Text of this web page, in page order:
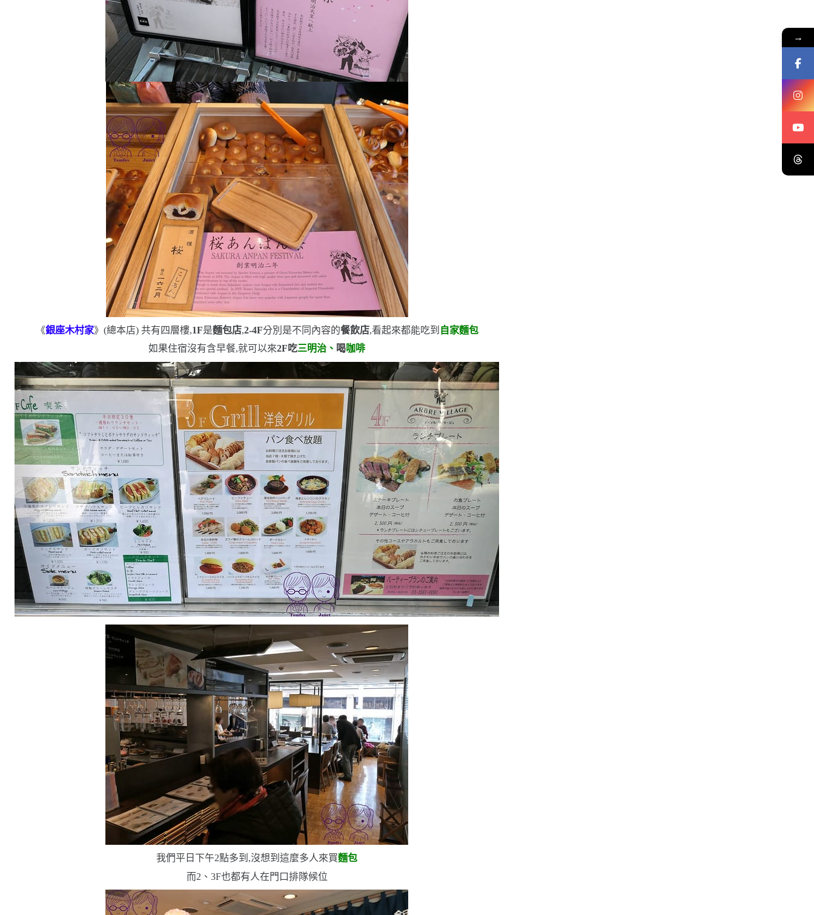
《銀座木村家》 (總本店) 共有四層樓,1F是麵包店,2-4F分別是不同內容的餐飲店,看起來都能吃到 自家麵包
如果住宿沒有含早餐,就可以來2F 吃三明治、 喝咖啡
我們平日下午2點多到,沒想到這麼多人來買麵包
而2 、 3F也都有人在門口排隊候位
→